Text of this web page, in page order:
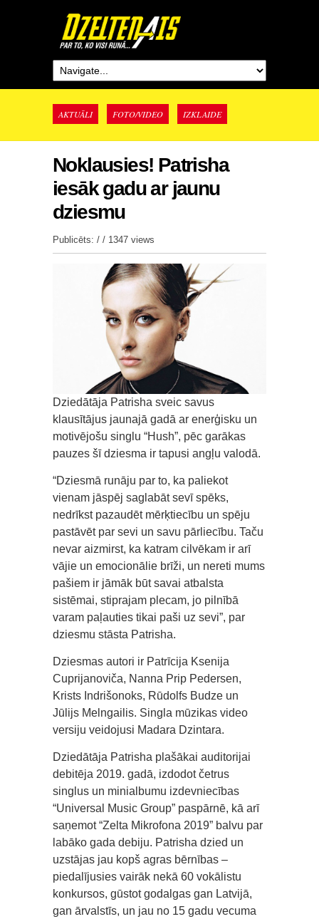
AKTUĀLI FOTO/VIDEO IZKLAIDE
Noklausies! Patrisha
iesāk gadu ar jaunu
dziesmu
Publicēts: / / 1347 views
Dziedātāja Patrisha sveic savus
klausītājus jaunajā gadā ar enerģisku un
motivējošu singlu “Hush”, pēc garākas
pauzes šī dziesma ir tapusi angļu valodā.
“Dziesmā runāju par to, ka paliekot
vienam jāspēj saglabāt sevī spēks,
nedrīkst pazaudēt mērķtiecību un spēju
pastāvēt par sevi un savu pārliecību. Taču
nevar aizmirst, ka katram cilvēkam ir arī
vājie un emocionālie brīži, un nereti mums
pašiem ir jāmāk būt savai atbalsta
sistēmai, stiprajam plecam, jo pilnībā
varam paļauties tikai paši uz sevi”, par
dziesmu stāsta Patrisha.
Dziesmas autori ir Patrīcija Ksenija
Cuprijanoviča, Nanna Prip Pedersen,
Krists Indrišonoks, Rūdolfs Budze un
Jūlijs Melngailis. Singla mūzikas video
versiju veidojusi Madara Dzintara.
Dziedātāja Patrisha plašākai auditorijai
debitēja 2019. gadā, izdodot četrus
singlus un minialbumu izdevniecības
“Universal Music Group” paspārnē, kā arī
saņemot “Zelta Mikrofona 2019” balvu par
labāko gada debiju. Patrisha dzied un
uzstājas jau kopš agras bērnības –
piedalījusies vairāk nekā 60 vokālistu
konkursos, gūstot godalgas gan Latvijā,
gan ārvalstīs, un jau no 15 gadu vecuma